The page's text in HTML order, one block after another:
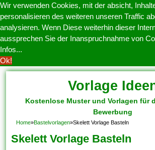
Wir verwenden Cookies, mit der absicht,
personalisieren des weiteren unseren Traffic
analysieren. Wenn Diese weiterhin dieser
aussprechen Sie der Inanspruchnahme von
Infos...
Ok!
Vorlage
Kostenlose Muster und Vorlagen für
Bewerbung
Home»Bastelvorlagen»Skelett Vorlage Basteln
Skelett Vorlage Basteln